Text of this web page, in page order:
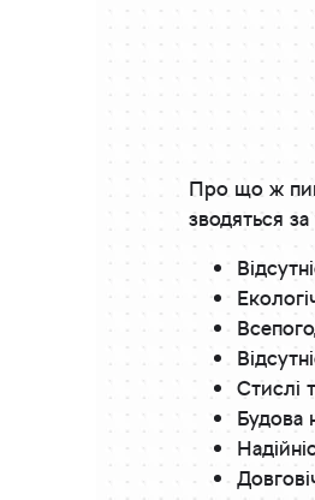
Про що ж
зводяться
Стислі
Будова